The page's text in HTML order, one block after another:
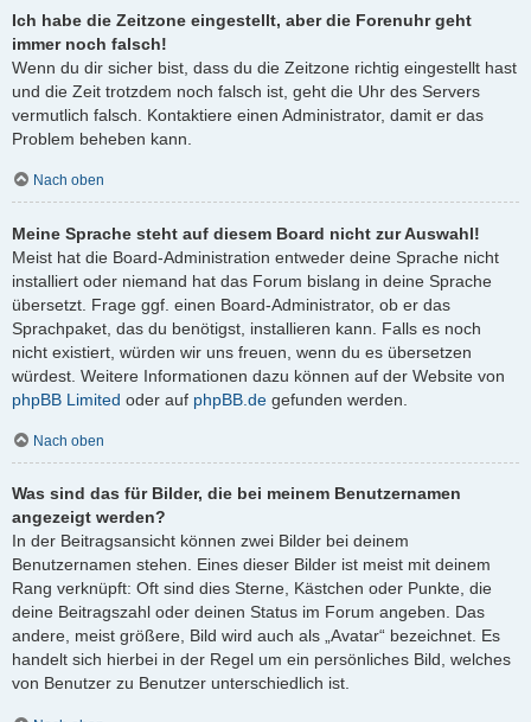
Ich habe die Zeitzone eingestellt, aber die Forenuhr geht
immer noch falsch!
Wenn du dir sicher bist, dass du die Zeitzone richtig eingestellt hast
und die Zeit trotzdem noch falsch ist, geht die Uhr des Servers
vermutlich falsch. Kontaktiere einen Administrator, damit er das
Problem beheben kann.
Nach oben
Meine Sprache steht auf diesem Board nicht zur Auswahl!
Meist hat die Board-Administration entweder deine Sprache nicht
installiert oder niemand hat das Forum bislang in deine Sprache
übersetzt. Frage ggf. einen Board-Administrator, ob er das
Sprachpaket, das du benötigst, installieren kann. Falls es noch
nicht existiert, würden wir uns freuen, wenn du es übersetzen
würdest. Weitere Informationen dazu können auf der Website von
phpBB Limited oder auf phpBB.de gefunden werden.
Nach oben
Was sind das für Bilder, die bei meinem Benutzernamen
angezeigt werden?
In der Beitragsansicht können zwei Bilder bei deinem
Benutzernamen stehen. Eines dieser Bilder ist meist mit deinem
Rang verknüpft: Oft sind dies Sterne, Kästchen oder Punkte, die
deine Beitragszahl oder deinen Status im Forum angeben. Das
andere, meist größere, Bild wird auch als „Avatar“ bezeichnet. Es
handelt sich hierbei in der Regel um ein persönliches Bild, welches
von Benutzer zu Benutzer unterschiedlich ist.